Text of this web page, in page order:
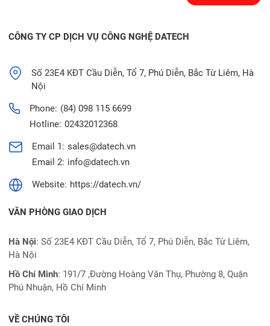
CÔNG TY CP DỊCH VỤ CÔNG NGHỆ DATECH
Số 23E4 KĐT Cầu Diễn, Tổ 7, Phú Diễn, Bắc Từ Liêm, Hà
Nội
Phone: (84) 098 115 6699
Hotline: 02432012368
Email 1: sales@datech.vn
Email 2: info@datech.vn
Website: https://datech.vn/
VĂN PHÒNG GIAO DỊCH
Hà Nội: Số 23E4 KĐT Cầu Diễn, Tổ 7, Phú Diễn, Bắc Từ Liêm,
Hà Nội
Hồ Chí Minh: 191/7 ,Đường Hoàng Văn Thụ, Phường 8, Quận
Phú Nhuận, Hồ Chí Minh
VỀ CHÚNG TÔI